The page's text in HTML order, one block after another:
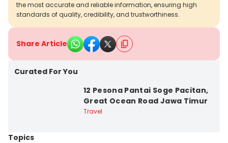
the most accurate and reliable information, ensuring high
standards of quality, credibility, and trustworthiness.
Share Article
Curated For You
12 Pesona Pantai Soge Pacitan,
Great Ocean Road Jawa Timur
Travel
Topics